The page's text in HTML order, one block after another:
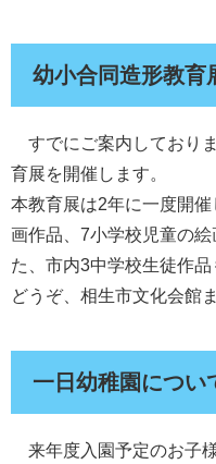
幼小合同造形教育
すでにご案内しており
育展を開催します。
本教育展は2年に一度開
画作品、7小学校児童の
た、市内3中学校生徒作品
どうぞ、相生市文化会館
一日幼稚園につい
来年度入園予定のお子